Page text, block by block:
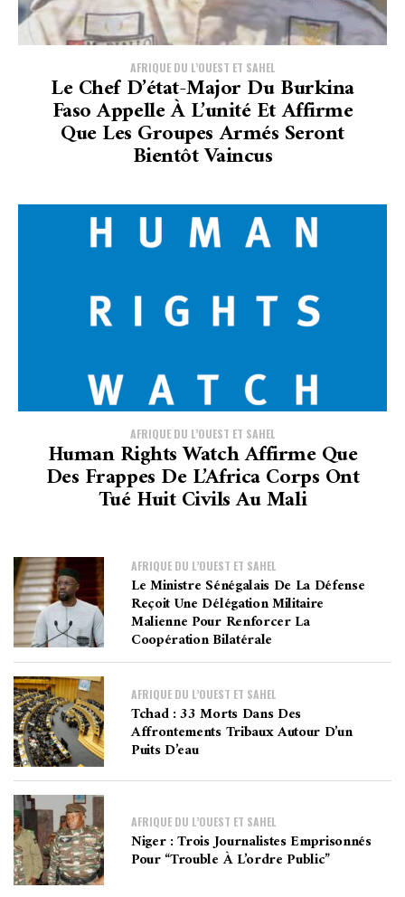
AFRIQUE DU L’OUEST ET SAHEL
Le Chef D’état-Major Du Burkina
Faso Appelle À L’unité Et Affirme
Que Les Groupes Armés Seront
Bientôt Vaincus
AFRIQUE DU L’OUEST ET SAHEL
Human Rights Watch Affirme Que
Des Frappes De L’Africa Corps Ont
Tué Huit Civils Au Mali
AFRIQUE DU L’OUEST ET SAHEL
Le Ministre Sénégalais De La Défense
Reçoit Une Délégation Militaire
Malienne Pour Renforcer La
Coopération Bilatérale
AFRIQUE DU L’OUEST ET SAHEL
Tchad : 33 Morts Dans Des
Affrontements Tribaux Autour D’un
Puits D’eau
AFRIQUE DU L’OUEST ET SAHEL
Niger : Trois Journalistes Emprisonnés
Pour “trouble À L’ordre Public”